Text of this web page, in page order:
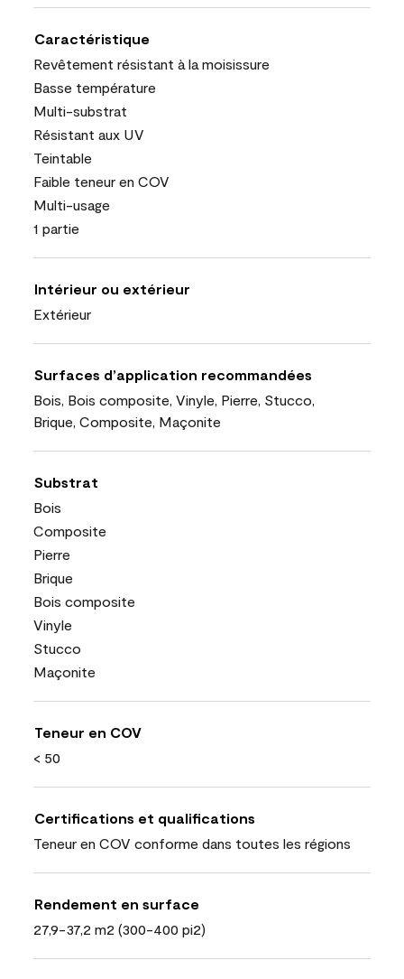
Caractéristique
Revêtement résistant à la moisissure
Basse température
Multi-substrat
Résistant aux UV
Teintable
Faible teneur en COV
Multi-usage
1 partie
Intérieur ou extérieur
Extérieur
Surfaces d’application recommandées
Bois, Bois composite, Vinyle, Pierre, Stucco,
Brique, Composite, Maçonite
Substrat
Bois
Composite
Pierre
Brique
Bois composite
Vinyle
Stucco
Maçonite
Teneur en COV
< 50
Certifications et qualifications
Teneur en COV conforme dans toutes les régions
Rendement en surface
27,9-37,2 m2 (300-400 pi2)